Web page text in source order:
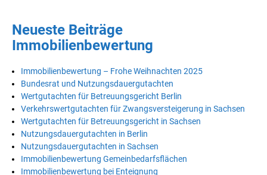
Neueste Beiträge
Immobilienbewertung
Immobilienbewertung – Frohe Weihnachten 2025
Bundesrat und Nutzungsdauergutachten
Wertgutachten für Betreuungsgericht Berlin
Verkehrswertgutachten für Zwangsversteigerung in Sachsen
Wertgutachten für Betreuungsgericht in Sachsen
Nutzungsdauergutachten in Berlin
Nutzungsdauergutachten in Sachsen
Immobilienbewertung Gemeinbedarfsflächen
Immobilienbewertung bei Enteignung